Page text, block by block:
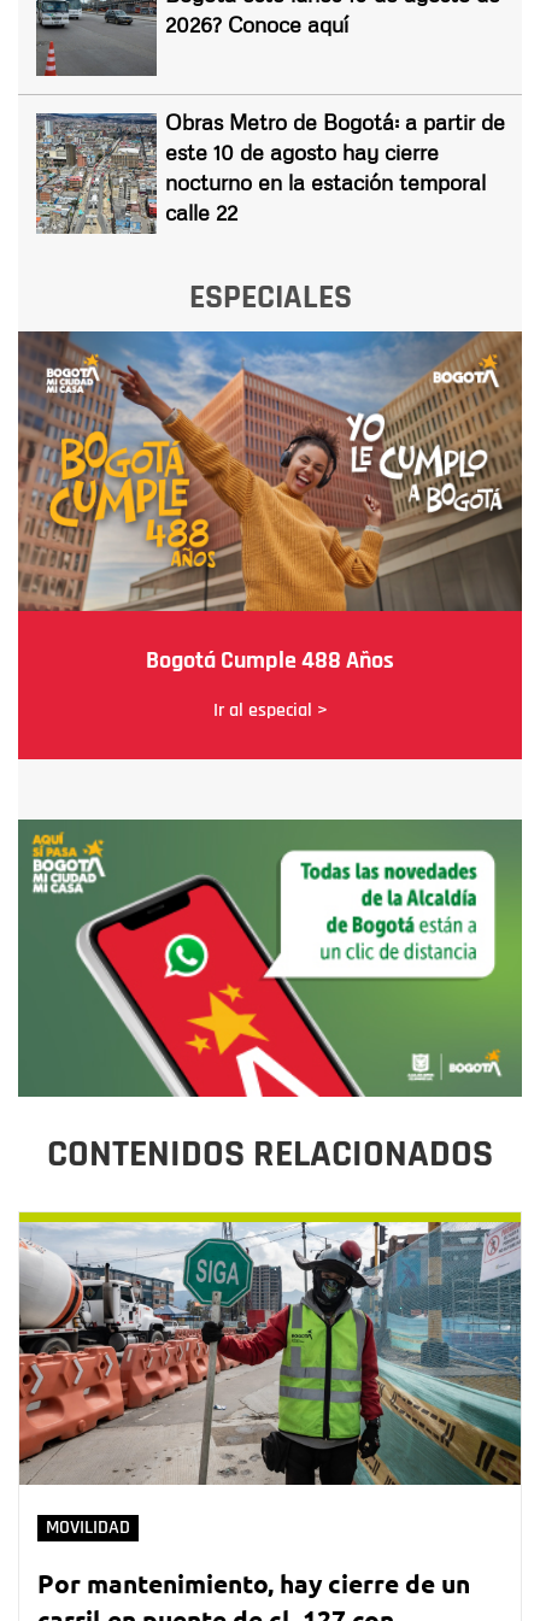
2026? Conoce aquí
Obras Metro de Bogotá: a partir de
este 10 de agosto hay cierre
nocturno en la estación temporal
calle 22
ESPECIALES
Bogotá Cumple 488 Años
Ir al especial >
CONTENIDOS RELACIONADOS
MOVILIDAD
Por mantenimiento, hay cierre de un